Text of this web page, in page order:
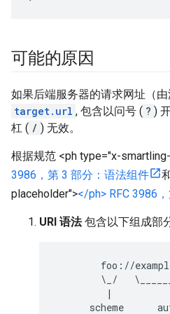
可能的原因
如果后端服务器的请求网址（由
target.url , 包含以问号 ( ? )
杠 ( / ) 无效。
根据规范 <ph type="x-
3986，第 3 部分：语法组件
placeholder"></ph> RFC 3986
URI 语法包含以下组成部
foo://
\_/
|